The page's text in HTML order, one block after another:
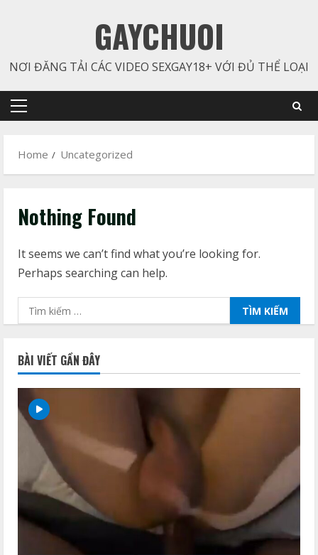
GAYCHUOI
NƠI ĐĂNG TẢI CÁC VIDEO SEXGAY18+ VỚI ĐỦ THỂ LOẠI
Primary
Home
Uncategorized
Nothing Found
It seems we can’t find what you’re looking for.
Perhaps searching can help.
Tìm
kiếm
BÀI VIẾT GẦN ĐÂY